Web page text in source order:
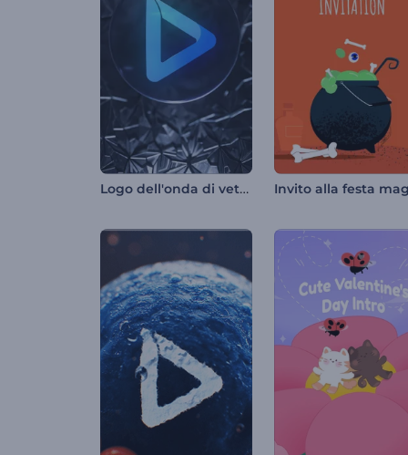
Logo dell'onda di vetro frantumato